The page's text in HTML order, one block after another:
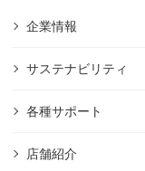
企業情報
サステナビリティ
各種サポート
店舗紹介